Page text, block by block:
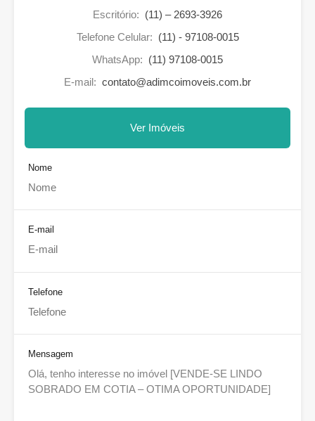
Escritório: (11) – 2693-3926
Telefone Celular: (11) - 97108-0015
WhatsApp: (11) 97108-0015
E-mail: contato@adimcoimoveis.com.br
Ver Imóveis
Nome
E-mail
Telefone
Mensagem